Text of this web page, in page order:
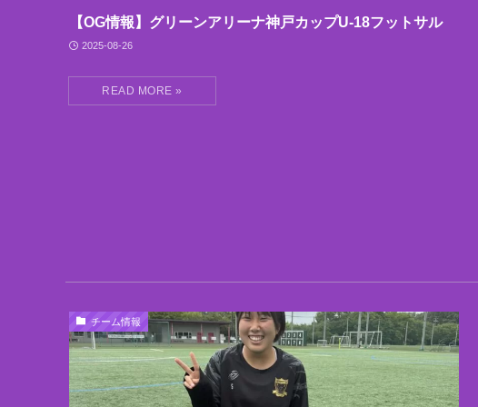
【OG情報】グリーンアリーナ神戸カップU-18フットサル
2025-08-26
チーム情報